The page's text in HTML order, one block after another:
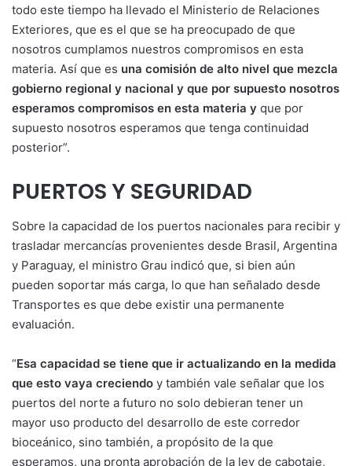
todo este tiempo ha llevado el Ministerio de Relaciones
Exteriores, que es el que se ha preocupado de que
nosotros cumplamos nuestros compromisos en esta
materia. Así que es una comisión de alto nivel que mezcla
gobierno regional y nacional y que por supuesto nosotros
esperamos compromisos en esta materia y que por
supuesto nosotros esperamos que tenga continuidad
posterior”.
PUERTOS Y SEGURIDAD
Sobre la capacidad de los puertos nacionales para recibir y
trasladar mercancías provenientes desde Brasil, Argentina
y Paraguay, el ministro Grau indicó que, si bien aún
pueden soportar más carga, lo que han señalado desde
Transportes es que debe existir una permanente
evaluación.
“Esa capacidad se tiene que ir actualizando en la medida
que esto vaya creciendo y también vale señalar que los
puertos del norte a futuro no solo debieran tener un
mayor uso producto del desarrollo de este corredor
bioceánico, sino también, a propósito de la que
esperamos, una pronta aprobación de la ley de cabotaje,